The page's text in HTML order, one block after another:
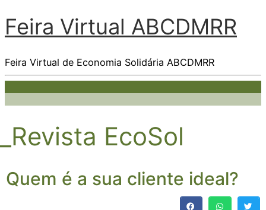
Feira Virtual ABCDMRR
Feira Virtual de Economia Solidária ABCDMRR
_Revista EcoSol
Quem é a sua cliente ideal?